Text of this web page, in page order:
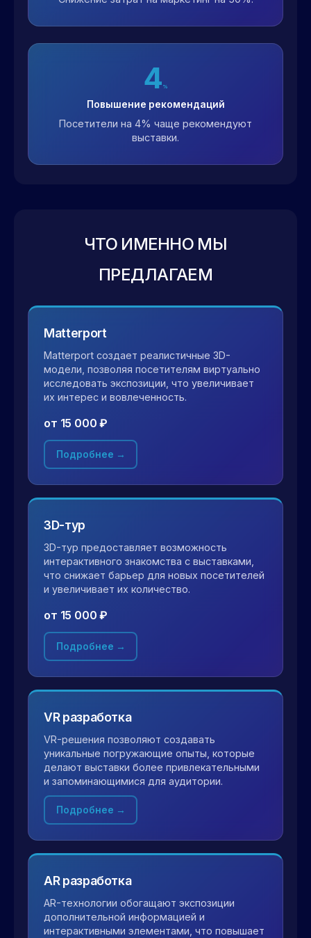
4 %
Повышение рекомендаций
Посетители на 4% чаще рекомендуют
выставки.
ЧТО ИМЕННО МЫ
ПРЕДЛАГАЕМ
Matterport
Matterport создает реалистичные 3D-
модели, позволяя посетителям виртуально
исследовать экспозиции, что увеличивает
их интерес и вовлеченность.
от 15 000 ₽
Подробнее →
3D-тур
3D-тур предоставляет возможность
интерактивного знакомства с выставками,
что снижает барьер для новых посетителей
и увеличивает их количество.
от 15 000 ₽
Подробнее →
VR разработка
VR-решения позволяют создавать
уникальные погружающие опыты, которые
делают выставки более привлекательными
и запоминающимися для аудитории.
Подробнее →
AR разработка
AR-технологии обогащают экспозиции
дополнительной информацией и
интерактивными элементами, что повышает